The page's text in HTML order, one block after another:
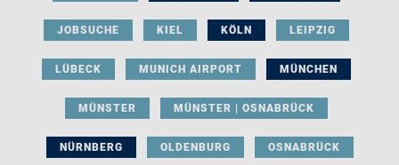
JOBSUCHE KIEL KÖLN LEIPZIG
LÜBECK MUNICH AIRPORT MÜNCHEN
MÜNSTER MÜNSTER | OSNABRÜCK
NÜRNBERG OLDENBURG OSNABRÜCK